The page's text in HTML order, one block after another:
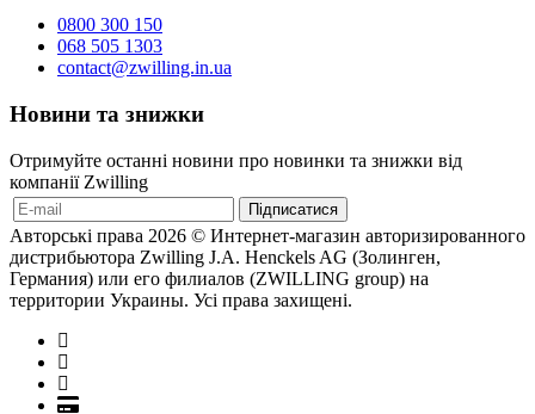
0800 300 150
068 505 1303
contact@zwilling.in.ua
Новини та знижки
Отримуйте останні новини про новинки та знижки від
компанії Zwilling
Авторські права 2026 © Интернет-магазин авторизированного
дистрибьютора Zwilling J.A. Henckels AG (Золинген,
Германия) или его филиалов (ZWILLING group) на
территории Украины. Усі права захищені.